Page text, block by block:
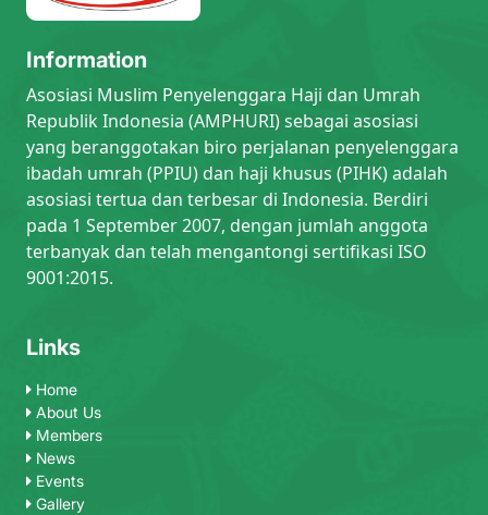
Information
Asosiasi Muslim Penyelenggara Haji dan Umrah
Republik Indonesia (AMPHURI) sebagai asosiasi
yang beranggotakan biro perjalanan penyelenggara
ibadah umrah (PPIU) dan haji khusus (PIHK) adalah
asosiasi tertua dan terbesar di Indonesia. Berdiri
pada 1 September 2007, dengan jumlah anggota
terbanyak dan telah mengantongi sertifikasi ISO
9001:2015.
Links
Home
About Us
Members
News
Events
Gallery